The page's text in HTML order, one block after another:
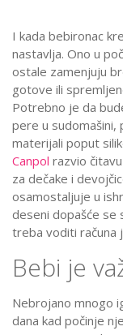
I kada bebironac
nastavlja. Ono u
ostale zamenjuju
gotove ili
Potrebno je da
pere u sudomašini,
materijali poput
Canpol razvio
za dečake i
osamostaljuje u
deseni dopašće se
treba voditi računa
Bebi je
Nebrojano mnogo
dana kad počinje